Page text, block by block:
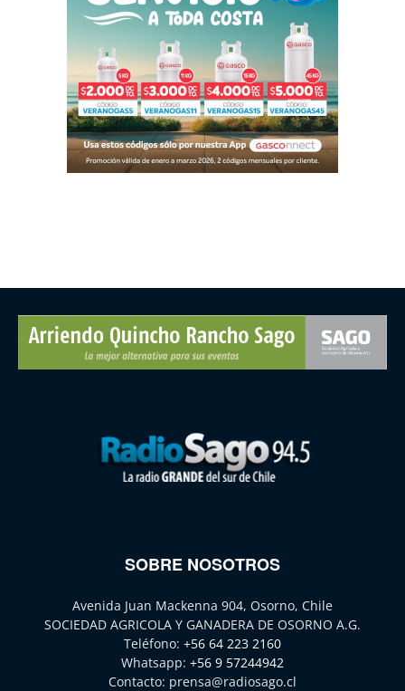
SOBRE NOSOTROS
Avenida Juan Mackenna 904, Osorno, Chile
SOCIEDAD AGRICOLA Y GANADERA DE OSORNO A.G.
Teléfono: +56 64 223 2160
Whatsapp: +56 9 57244942
Contacto: prensa@radiosago.cl